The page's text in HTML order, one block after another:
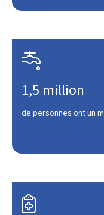

1,5 million
de personnes ont un
